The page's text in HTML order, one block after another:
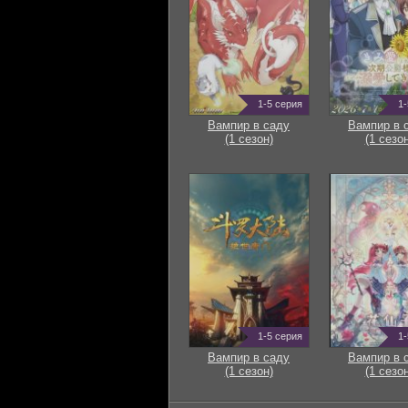
1-5 серия
Вампир в саду
(1 сезон)
Вампир в
(1
1-5 серия
Вампир в саду
(1 сезон)
Вампир в
(1